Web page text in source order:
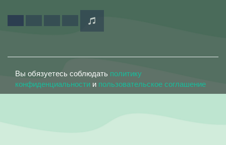
Вы обязуетесь соблюдать политику
конфиденциальности и пользовательское соглашение